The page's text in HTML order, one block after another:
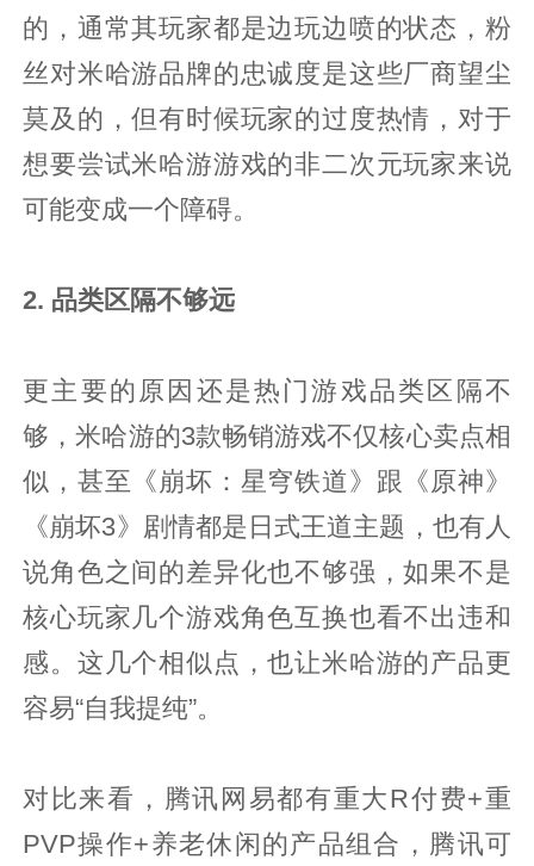
的，通常其玩家都是边玩边喷的状态，粉
丝对米哈游品牌的忠诚度是这些厂商望尘
莫及的，但有时候玩家的过度热情，对于
想要尝试米哈游游戏的非二次元玩家来说
可能变成一个障碍。
2. 品类区隔不够远
更主要的原因还是热门游戏品类区隔不
够，米哈游的3款畅销游戏不仅核心卖点相
似，甚至《崩坏：星穹铁道》跟《原神》
《崩坏3》剧情都是日式王道主题，也有人
说角色之间的差异化也不够强，如果不是
核心玩家几个游戏角色互换也看不出违和
感。这几个相似点，也让米哈游的产品更
容易“自我提纯”。
对比来看，腾讯网易都有重大R付费+重
PVP操作+养老休闲的产品组合，腾讯可